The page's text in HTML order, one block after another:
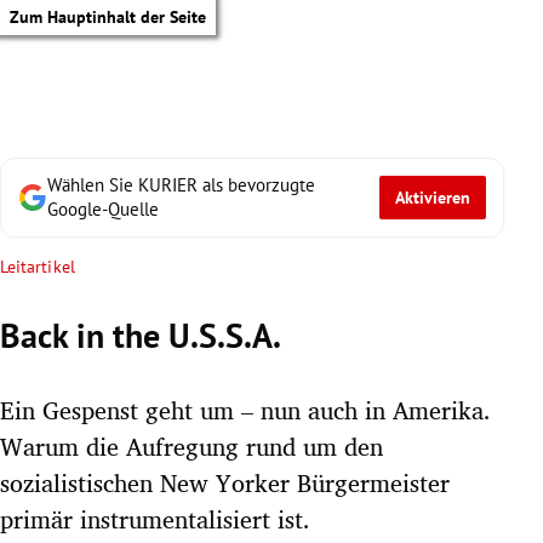
Zum Hauptinhalt der Seite
Untermenü
Wählen Sie KURIER als bevorzugte
Google-Quelle
Aktivieren
Leitartikel
Back in the U.S.S.A.
Ein Gespenst geht um – nun auch in Amerika.
Warum die Aufregung rund um den
sozialistischen New Yorker Bürgermeister
primär instrumentalisiert ist.